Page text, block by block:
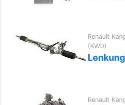
Renault
(KW0)
Lenkung
Renault